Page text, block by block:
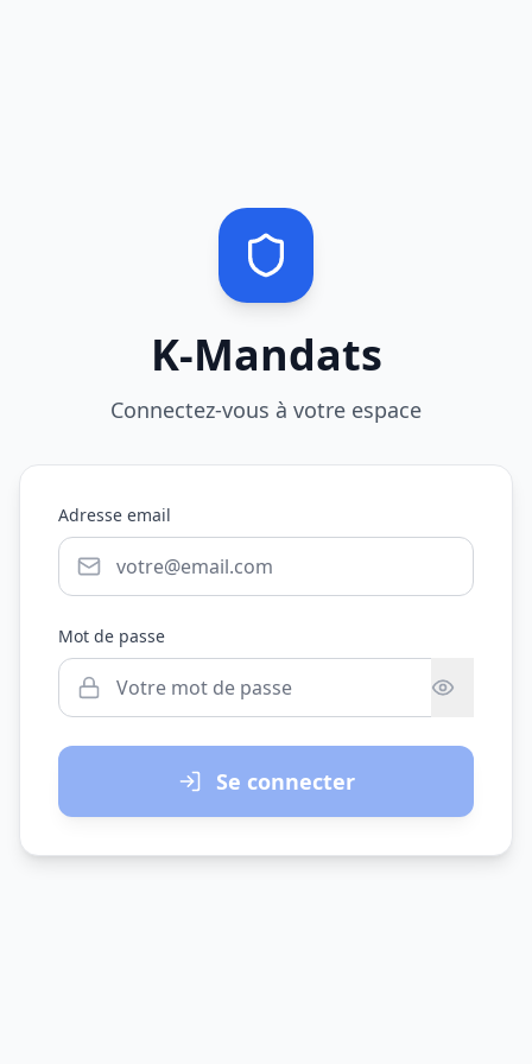
K-Mandats
Connectez-vous à votre espace
Adresse email
Mot de passe
Se connecter